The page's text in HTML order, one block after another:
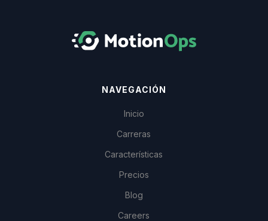
NAVEGACIÓN
Inicio
Carreras
Características
Precios
Blog
Careers